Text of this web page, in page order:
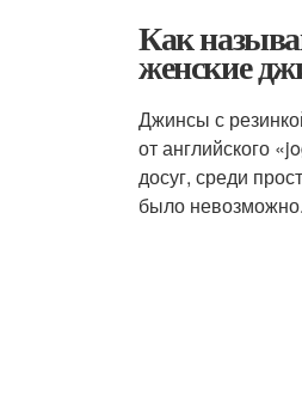
Как
женские
Джинсы с
от английского
досуг, среди
было невозможно.